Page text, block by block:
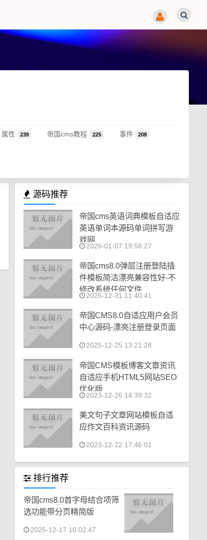
属性 239 帝国cms教程 225 事件 208
源码推荐
帝国cms英语词典模板自适应
英语单词本源码单词拼写游
戏网
2026-01-07 19:58:27
帝国cms8.0弹层注册登陆插
件模板简洁漂亮兼容性好-不
修改系统任何文件
2025-12-31 11:40:41
帝国CMS8.0自适应用户会员
中心源码-漂亮注册登录页面
2025-12-25 13:21:28
帝国CMS模板博客文章资讯
自适应手机HTML5网站SEO
优化版
2023-12-26 14:39:32
美文句子文章网站模板自适
应作文百科资讯源码
2023-12-22 17:46:01
排行推荐
帝国cms8.0首字母结合项筛
选功能带分页精简版
2025-12-17 10:02:47